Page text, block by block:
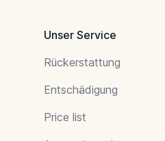
Unser Service
Rückerstattung
Entschädigung
Price list